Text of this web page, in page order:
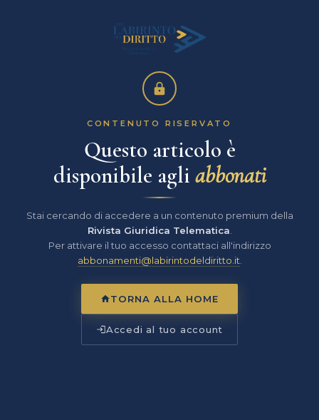
CONTENUTO RISERVATO
Questo articolo è
disponibile agli abbonati
Stai cercando di accedere a un contenuto premium della
Rivista Giuridica Telematica
Per attivare il tuo accesso contattaci all'indirizzo
abbonamenti@labirintodeldiritto.it
TORNA ALLA HOME
Accedi al tuo account